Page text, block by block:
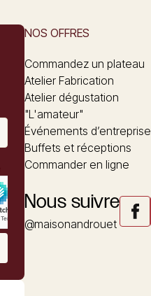
NOS OFFRES
Commandez un plateau
Atelier Fabrication
Atelier dégustation
"L'amateur"
Événements d’entreprise
Buffets et réceptions
Commander en ligne
Nous suivre
@maisonandrouet